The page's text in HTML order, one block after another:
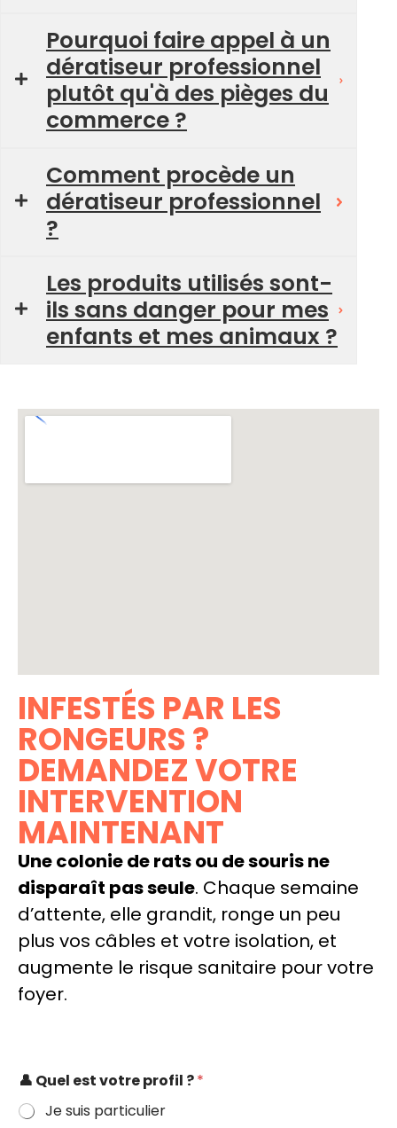
Pourquoi faire appel à un
dératiseur professionnel
plutôt qu'à des pièges du
commerce ?
Comment procède un
dératiseur professionnel
?
Les produits utilisés sont-
ils sans danger pour mes
enfants et mes animaux ?
INFESTÉS PAR LES
RONGEURS ?
DEMANDEZ VOTRE
INTERVENTION
MAINTENANT
Une colonie de rats ou de souris ne
disparaît pas seule. Chaque semaine
d’attente, elle grandit, ronge un peu
plus vos câbles et votre isolation, et
augmente le risque sanitaire pour votre
foyer.
👤 Quel est votre profil ?*
Je suis particulier